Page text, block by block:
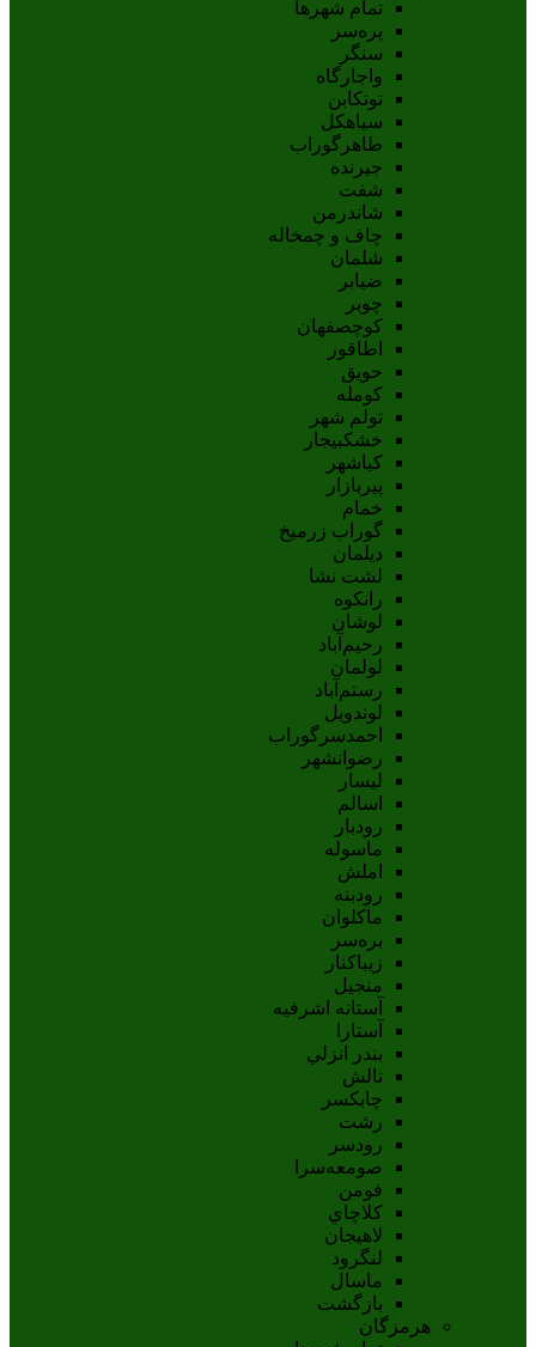
تمام شهر‌ها
پره‌سر
سنگر
واجارگاه
توتکابن
سیاهکل
طاهرگوراب
جیرنده
شفت
شاندرمن
چاف و چمخاله
شلمان
ضیابر
چوبر
کوچصفهان
اطاقور
حویق
کومله
تولم شهر
خشکبیجار
کیاشهر
پیربازار
خمام
گوراب زرمیخ
دیلمان
لشت نشا
رانکوه
لوشان
رحیم‌آباد
لولمان
رستم‌آباد
لوندویل
احمدسرگوراب
رضوانشهر
لیسار
اسالم
رودبار
ماسوله
املش
رودبنه
ماکلوان
بره‌سر
زیباکنار
منجیل
آستانه اشرفيه
آستارا
بندر انزلي
تالش
چابکسر
رشت
رودسر
صومعه‌سرا
فومن
کلاچاي
لاهيجان
لنگرود
ماسال
بازگشت
هرمزگان